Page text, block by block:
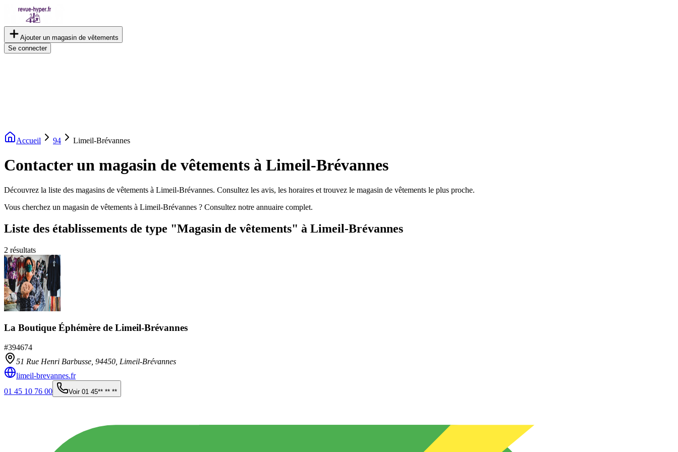
Ajouter un magasin de vêtements
Se connecter
Accueil 94 Limeil-Brévannes
Contacter un magasin de vêtements à Limeil-Brévannes
Découvrez la liste des magasins de vêtements à Limeil-Brévannes. Consultez les avis, les horaires et trouvez le magasin de vêtements le plus proche.
Vous cherchez un magasin de vêtements à Limeil-Brévannes ? Consultez notre annuaire complet.
Liste des établissements de type "Magasin de vêtements" à Limeil-Brévannes
2 résultats
La Boutique Éphémère de Limeil-Brévannes
#394674
51 Rue Henri Barbusse, 94450 Limeil-Brévannes
limeil-brevannes.fr
01 45 10 76 00
Voir 01 45** ** **